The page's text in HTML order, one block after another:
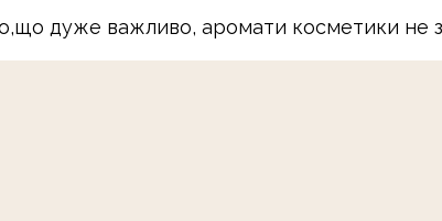
дуже важливо, аромати косметики не